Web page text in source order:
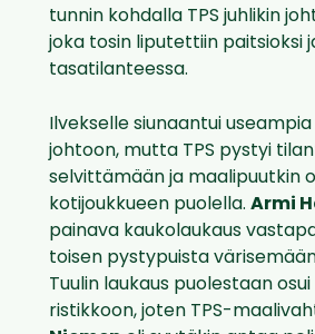
tunnin kohdalla TPS juhlikin
joka tosin liputettiin paitsioksi
tasatilanteessa.
Ilvekselle siunaantui
johtoon, mutta TPS pystyi
selvittämään ja maalipuutkin
kotijoukkueen puolella. Armi
painava kaukolaukaus
toisen pystypuista
Tuulin laukaus puolestaan
ristikkoon, joten TPS-